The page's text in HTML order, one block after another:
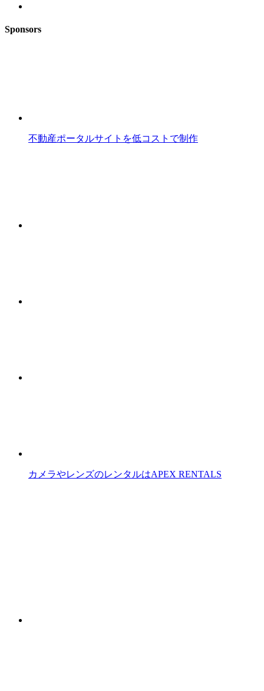
Sponsors
不動産ポータルサイトを低コストで制作
カメラやレンズのレンタルはAPEX RENTALS